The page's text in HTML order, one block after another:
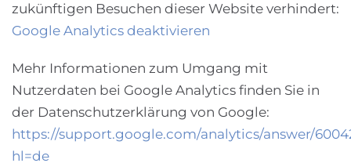
zukünftigen Besuchen dieser Website verhindert:
Google Analytics deaktivieren
Mehr Informationen zum Umgang mit
Nutzerdaten bei Google Analytics finden Sie in
der Datenschutzerklärung von Google:
https://support.google.com/analytics/answer/
hl=de